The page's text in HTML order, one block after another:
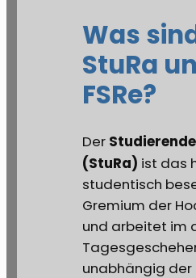
Was
StuRa
FSRe?
Der
(StuRa) ist das
studentisch
Gremium der
und arbeitet im
unabhängig der